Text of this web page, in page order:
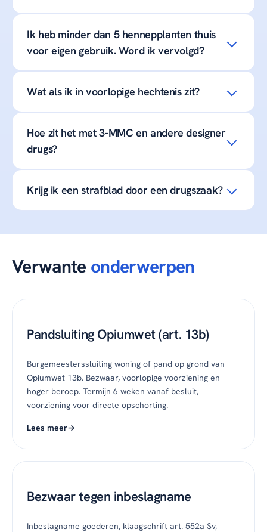
Ik heb minder dan 5 hennepplanten thuis
voor eigen gebruik. Word ik vervolgd?
Wat als ik in voorlopige hechtenis zit?
Hoe zit het met 3-MMC en andere designer
drugs?
Krijg ik een strafblad door een drugszaak?
Verwante onderwerpen
Pandsluiting Opiumwet (art. 13b)
Burgemeesterssluiting woning of pand op grond van
Opiumwet 13b. Bezwaar, voorlopige voorziening en
hoger beroep. Termijn 6 weken vanaf besluit,
voorziening voor directe opschorting.
Lees meer
Bezwaar tegen inbeslagname
Inbeslagname goederen, klaagschrift art. 552a Sv,